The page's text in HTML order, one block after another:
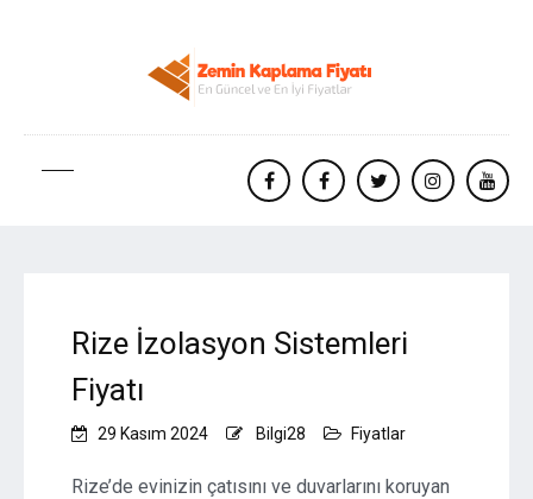
facebookFacebooktwitterinstagram
Rize İzolasyon Sistemleri
Fiyatı
29 Kasım 2024 Bilgi28 Fiyatlar
Rize’de evinizin çatısını ve duvarlarını koruyan